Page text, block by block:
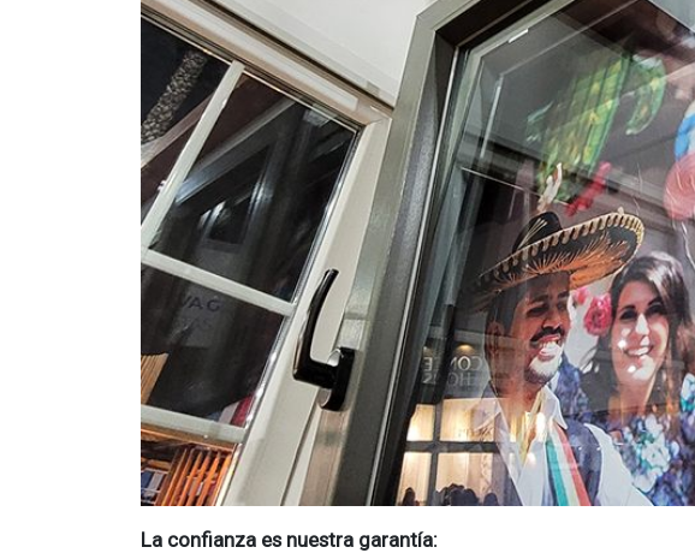
La confianza es nuestra garantía: